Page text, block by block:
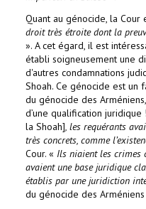
Quant au génocide, la Cour
droit très étroite dont la
». A cet égard, il est
établi soigneusement une
d'autres condamnations
Shoah. Ce génocide est un
du génocide des
d’une qualification juridique
la Shoah], les requérants
très concrets, comme
Cour. « Ils niaient les crimes
avaient une base juridique
établis par une juridiction
du génocide des